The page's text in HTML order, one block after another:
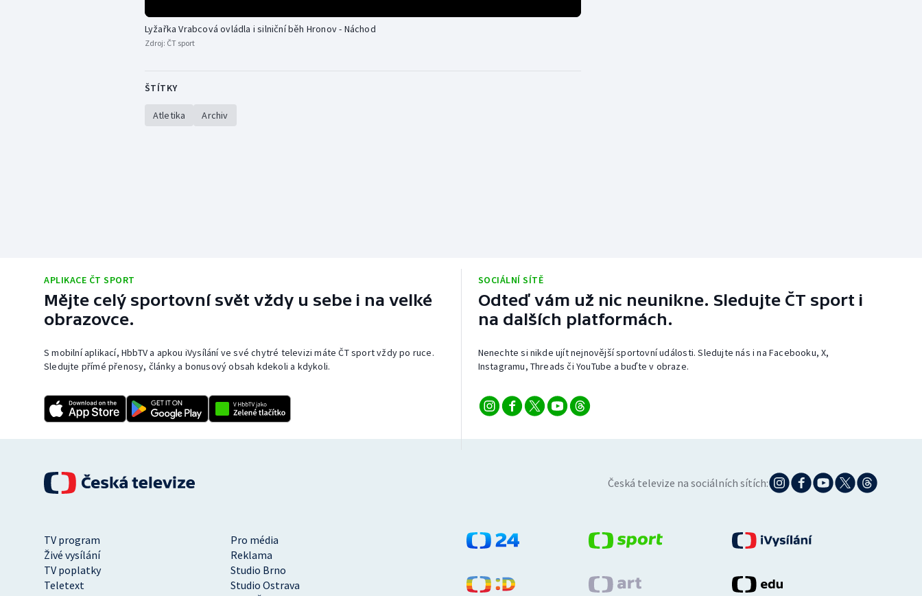
Lyžařka Vrabcová ovládla i silniční běh Hronov - Náchod
Zdroj: ČT sport
ŠTÍTKY
Atletika Archiv
APLIKACE ČT SPORT
Mějte celý sportovní svět vždy u sebe i na velké
obrazovce.
S mobilní aplikací, HbbTV a apkou iVysílání ve své chytré televizi máte ČT sport vždy po ruce.
Sledujte přímé přenosy, články a bonusový obsah kdekoli a kdykoli.
SOCIÁLNÍ SÍTĚ
Odteď vám už nic neunikne. Sledujte ČT sport i
na dalších platformách.
Nenechte si nikde ujít nejnovější sportovní události. Sledujte nás i na Facebooku, X,
Instagramu, Threads či YouTube a buďte v obraze.
Česká televize na sociálních sítích:
TV program
Pro média
Živé vysílání
Reklama
TV poplatky
Studio Brno
Teletext
Studio Ostrava